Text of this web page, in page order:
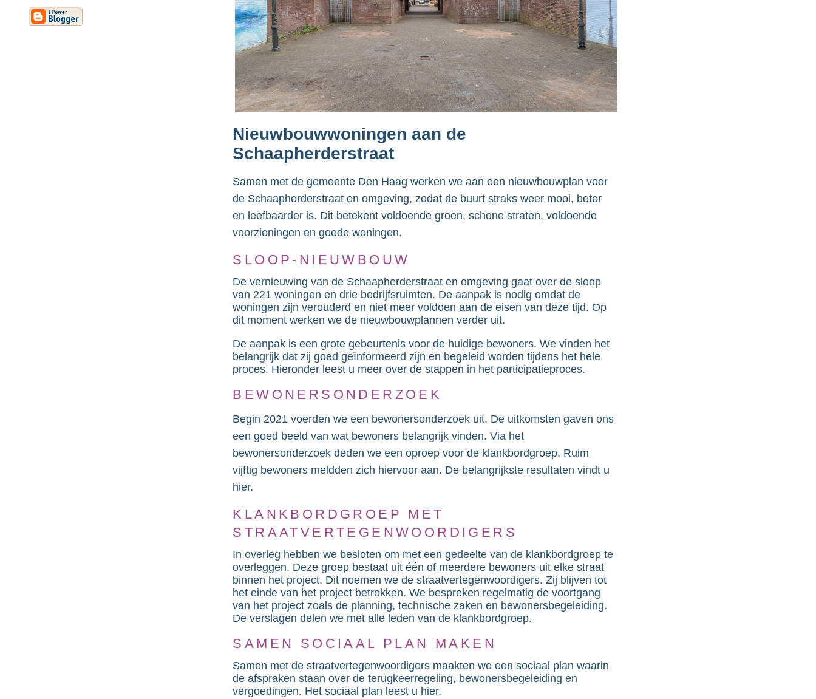
Nieuwbouwwoningen aan de
Schaapherderstraat
Samen met de gemeente Den Haag werken we aan een nieuwbouwplan voor
de Schaapherderstraat en omgeving, zodat de buurt straks weer mooi, beter
en leefbaarder is. Dit betekent voldoende groen, schone straten, voldoende
voorzieningen en goede woningen.
SLOOP-NIEUWBOUW
De vernieuwing van de Schaapherderstraat en omgeving gaat over de sloop
van 221 woningen en drie bedrijfsruimten. De aanpak is nodig omdat de
woningen zijn verouderd en niet meer voldoen aan de eisen van deze tijd. Op
dit moment werken we de nieuwbouwplannen verder uit.
De aanpak is een grote gebeurtenis voor de huidige bewoners. We vinden het
belangrijk dat zij goed geïnformeerd zijn en begeleid worden tijdens het hele
proces. Hieronder leest u meer over de stappen in het participatieproces.
BEWONERSONDERZOEK
Begin 2021 voerden we een bewonersonderzoek uit. De uitkomsten gaven ons
een goed beeld van wat bewoners belangrijk vinden. Via het
bewonersonderzoek deden we een oproep voor de klankbordgroep. Ruim
vijftig bewoners meldden zich hiervoor aan. De belangrijkste resultaten vindt u
hier.
KLANKBORDGROEP MET
STRAATVERTEGENWOORDIGERS
In overleg hebben we besloten om met een gedeelte van de klankbordgroep te
overleggen. Deze groep bestaat uit één of meerdere bewoners uit elke straat
binnen het project. Dit noemen we de straatvertegenwoordigers. Zij blijven tot
het einde van het project betrokken. We bespreken regelmatig de voortgang
van het project zoals de planning, technische zaken en bewonersbegeleiding.
De verslagen delen we met alle leden van de klankbordgroep.
SAMEN SOCIAAL PLAN MAKEN
Samen met de straatvertegenwoordigers maakten we een sociaal plan waarin
de afspraken staan over de terugkeerregeling, bewonersbegeleiding en
vergoedingen. Het sociaal plan leest u hier.